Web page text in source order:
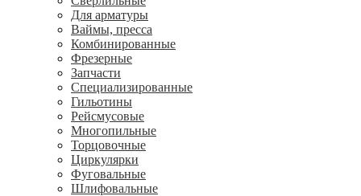
Для арматуры
Ваймы, пресса
Комбинированные
Фрезерные
Запчасти
Специализированные
Гильотины
Рейсмусовые
Многопильные
Торцовочные
Циркулярки
Фуговальные
Шлифовальные